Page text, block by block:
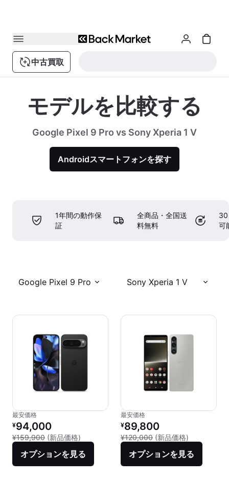
中古買取
モデルを比較する
Google Pixel 9 Pro vs Sony Xperia 1 V
Androidスマートフォンを探す
1年間の動作保
証
全商品・全国送
料無料
30
可
Google Pixel 9 Pro Sony Xperia 1 V
最安価格
リファービッシュ品の価格：
¥94,000
¥159,900 (新品価格) 新品との比較：¥159,900
オプションを見る
最安価格
リファービッシュ品の価格：
¥89,800
¥120,000 (新品価格)
オプションを見る